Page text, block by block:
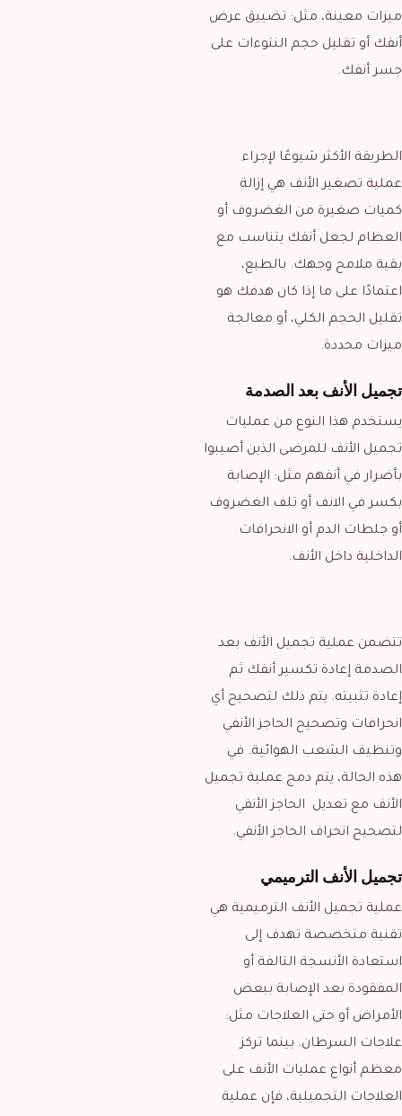
ميزات معينة، مثل: تضييق عرض
أنفك أو تقليل حجم النتوءات على
جسر أنفك.
الطريقة الأكثر شيوعًا لإجراء
عملية تصغير الأنف هي إزالة
كميات صغيرة من الغضروف أو
العظام لجعل أنفك يتناسب مع
بقية ملامح وجهك. بالطبع،
اعتمادًا على ما إذا كان هدفك هو
تقليل الحجم الكلي، أو معالجة
ميزات محددة.
تجميل الأنف بعد الصدمة
يستخدم هذا النوع من عمليات
تجميل الأنف للمرضى الذين أصيبوا
بأضرار في أنفهم مثل: الإصابة
بكسر في الانف أو تلف الغضروف
أو جلطات الدم أو الانحرافات
الداخلية داخل الأنف.
تتضمن عملية تجميل الأنف بعد
الصدمة إعادة تكسير أنفك ثم
إعادة تثبيته. يتم ذلك لتصحيح أي
انحرافات وتصحيح الحاجز الأنفي
وتنظيف الشعب الهوائية. في
هذه الحالة، يتم دمج عملية تجميل
الأنف مع تعديل الحاجز الأنفي
لتصحيح انحراف الحاجز الأنفي.
تجميل الأنف الترميمي
عملية تجميل الأنف الترميمية هي
تقنية متخصصة تهدف إلى
استعادة الأنسجة التالفة أو
المفقودة بعد الإصابة ببعض
الأمراض أو حتى العلاجات مثل:
علاجات السرطان. بينما تركز
معظم أنواع عمليات الأنف على
العلاجات التجميلية، فإن عملية